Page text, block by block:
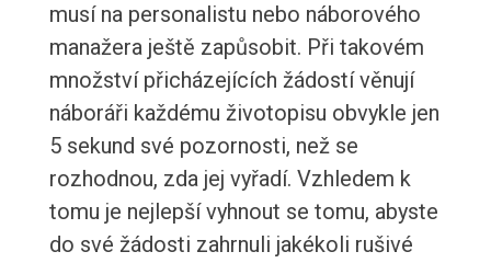
musí na personalistu nebo náborového
manažera ještě zapůsobit. Při takovém
množství přicházejících žádostí věnují
náboráři každému životopisu obvykle jen
5 sekund své pozornosti, než se
rozhodnou, zda jej vyřadí. Vzhledem k
tomu je nejlepší vyhnout se tomu, abyste
do své žádosti zahrnuli jakékoli rušivé